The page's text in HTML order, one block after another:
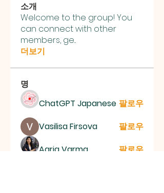
소개
Welcome to the group! You
can connect with other
members, ge...
더보기
명
ChatGPT Japanese 팔로우
Vasilisa Firsova
팔로우
Aaria Varma
팔로우